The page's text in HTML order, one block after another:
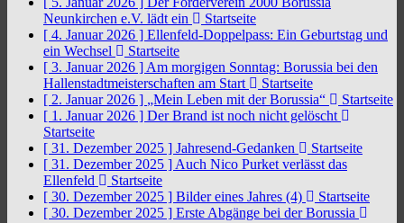
Neunkirchen e.V. lädt ein
Startseite
[ 4. Januar 2026 ] Ellenfeld-Doppelpass: Ein Geburtstag und
ein Wechsel
Startseite
[ 3. Januar 2026 ] Am morgigen Sonntag: Borussia bei den
Hallenstadtmeisterschaften am Start
Startseite
[ 2. Januar 2026 ] „Mein Leben mit der Borussia“
Startseite
[ 1. Januar 2026 ] Der Brand ist noch nicht gelöscht
Startseite
[ 31. Dezember 2025 ] Jahresend-Gedanken
Startseite
[ 31. Dezember 2025 ] Auch Nico Purket verlässt das
Ellenfeld
Startseite
[ 30. Dezember 2025 ] Bilder eines Jahres (4)
Startseite
[ 30. Dezember 2025 ] Erste Abgänge bei der Borussia